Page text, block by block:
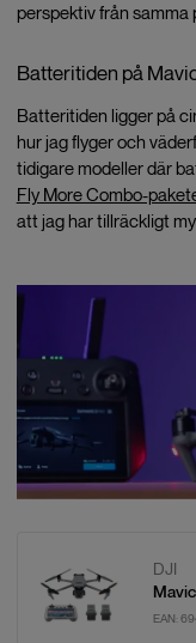
perspektiv från samma
Batteritiden på
Batteritiden ligger på
hur jag flyger och
tidigare modeller där
Fly More Combo-
att jag har tillräckligt
DJI
EAN: